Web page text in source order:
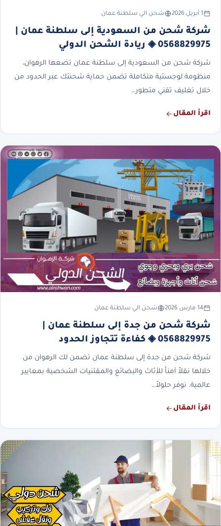
1 أبريل 2026 شحن الي سلطنة عمان
شركة شحن من السعودية إلى سلطنة عمان |
0568829975 ◈ ريادة الشحن الدولي
شركة شحن من السعودية إلى سلطنة عمان تضعها الرهوان،
منظومة لوجستية متكاملة تضمن حماية شحنتك عبر الحدود من
خلال تغليف تقني متطور…
اقرأ المقال
14 مارس 2026 شحن الي سلطنة عمان
شركة شحن من جدة إلى سلطنة عمان |
0568829975 ◈ كفاءة تتجاوز الحدود
شركة شحن من جدة إلى سلطنة عمان تضمن لك الرهوان من
خلالها نقلاً آمناً للأثاث والبضائع والمقتنيات الشخصية بمعايير
عالمية. نوفر حلولاً…
اقرأ المقال